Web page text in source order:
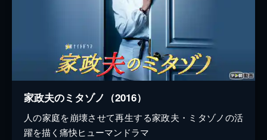
家政夫のミタゾノ（2016）
人の家庭を崩壊させて再生する家政夫・ミタゾノの活
躍を描く痛快ヒューマンドラマ